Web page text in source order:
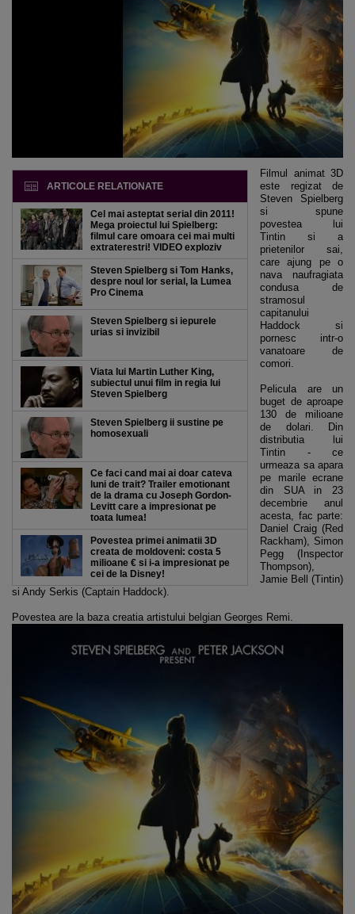
ARTICOLE RELATIONATE
Cel mai asteptat serial din 2011!
Mega proiectul lui Spielberg:
filmul care omoara cei mai multi
extraterestri! VIDEO exploziv
Steven Spielberg si Tom Hanks,
despre noul lor serial, la Lumea
Pro Cinema
Steven Spielberg si iepurele
urias si invizibil
Viata lui Martin Luther King,
subiectul unui film in regia lui
Steven Spielberg
Steven Spielberg ii sustine pe
homosexuali
Ce faci cand mai ai doar cateva
luni de trait? Trailer emotionant
de la drama cu Joseph Gordon-
Levitt care a impresionat pe
toata lumea!
Povestea primei animatii 3D
creata de moldoveni: costa 5
milioane € si i-a impresionat pe
cei de la Disney!
Filmul animat 3D
este regizat de
Steven Spielberg
si spune
povestea lui
Tintin si a
prietenilor sai,
care ajung pe o
nava naufragiata
condusa de
stramosul
capitanului
Haddock si
pornesc intr-o
vanatoare de
comori.
Pelicula are un
buget de aproape
130 de milioane
de dolari. Din
distributia lui
Tintin - ce
urmeaza sa apara
pe marile ecrane
din SUA in 23
decembrie anul
acesta, fac parte:
Daniel Craig (Red
Rackham), Simon
Pegg (Inspector
Thompson),
Jamie Bell (Tintin)
si Andy Serkis (Captain Haddock).
Povestea are la baza creatia artistului belgian Georges Remi.